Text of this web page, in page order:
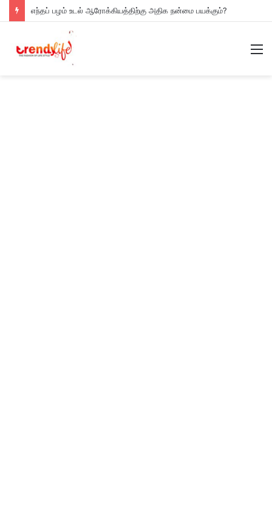
எந்தப் பழம் உடல் ஆரோக்கியத்திற்கு அதிக நன்மை பயக்கும்?